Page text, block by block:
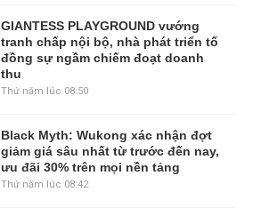
GIANTESS PLAYGROUND vướng
tranh chấp nội bộ, nhà phát triển tố
đồng sự ngầm chiếm đoạt doanh
thu
Thứ năm lúc 08:50
Black Myth: Wukong xác nhận đợt
giảm giá sâu nhất từ trước đến nay,
ưu đãi 30% trên mọi nền tảng
Thứ năm lúc 08:42